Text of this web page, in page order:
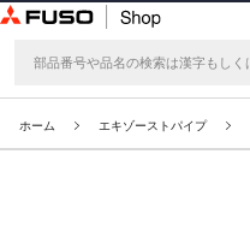
ホーム エキゾーストパイプ